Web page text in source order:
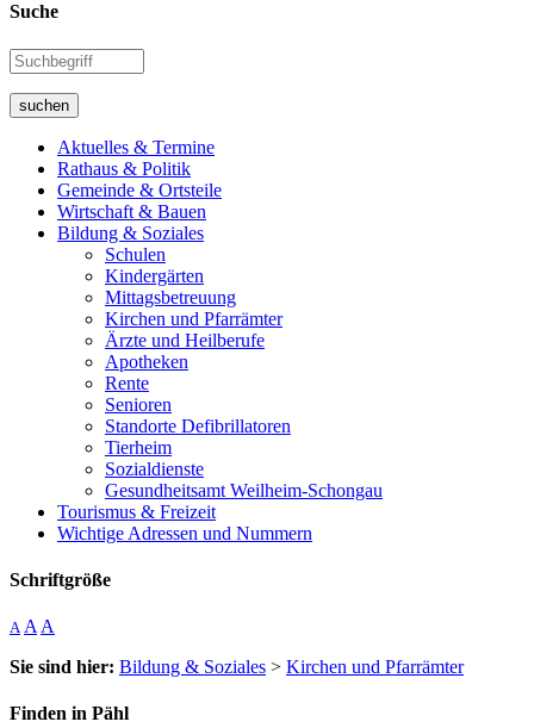
Suche
suchen
Aktuelles & Termine
Rathaus & Politik
Gemeinde & Ortsteile
Wirtschaft & Bauen
Bildung & Soziales
Schulen
Kindergärten
Mittagsbetreuung
Kirchen und Pfarrämter
Ärzte und Heilberufe
Apotheken
Rente
Senioren
Standorte Defibrillatoren
Tierheim
Sozialdienste
Gesundheitsamt Weilheim-Schongau
Tourismus & Freizeit
Wichtige Adressen und Nummern
Schriftgröße
A A A
Sie sind hier: Bildung & Soziales > Kirchen und Pfarrämter
Finden in Pähl